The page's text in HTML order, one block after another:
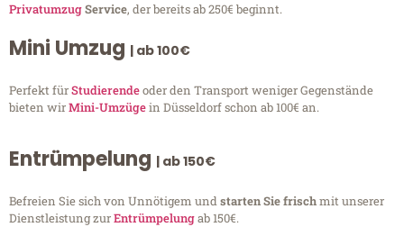
PrivatumzugService, der bereits ab 250€ beginnt.
Mini Umzug | ab 100€
Perfekt fürStudierendeoder den Transport weniger Gegenstände
bieten wirMini-Umzügein Düsseldorf schon ab 100€ an.
Entrümpelung | ab 150€
Befreien Sie sich von Unnötigem undstarten Sie frischmit unserer
Dienstleistung zurEntrümpelungab 150€.